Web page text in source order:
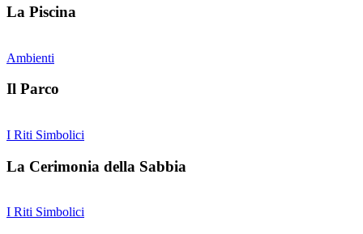
La Piscina
Ambienti
Il Parco
I Riti Simbolici
La Cerimonia della Sabbia
I Riti Simbolici